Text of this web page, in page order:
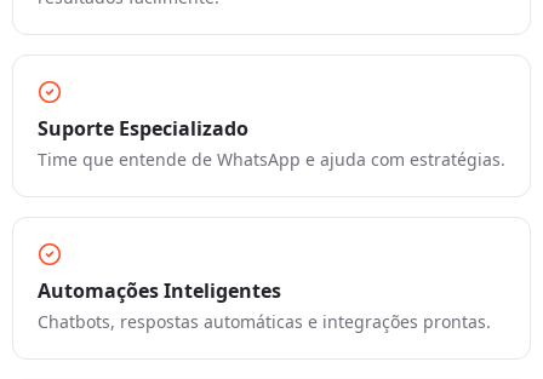
Suporte Especializado
Time que entende de WhatsApp e ajuda com estratégias.
Automações Inteligentes
Chatbots, respostas automáticas e integrações prontas.